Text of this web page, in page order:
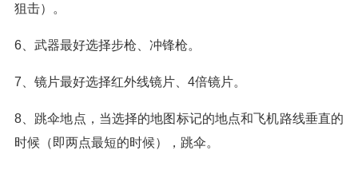
狙击）。
6、武器最好选择步枪、冲锋枪。
7、镜片最好选择红外线镜片、4倍镜片。
8、跳伞地点，当选择的地图标记的地点和飞机路线垂直的
时候（即两点最短的时候），跳伞。